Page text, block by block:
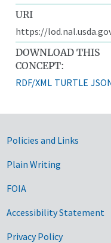
URI
https://
DOWNLOAD THIS
CONCEPT:
RDF/XML TURTLE
Government
Policies and Links
Plain Writing
FOIA
Accessibility Statement
Privacy Policy